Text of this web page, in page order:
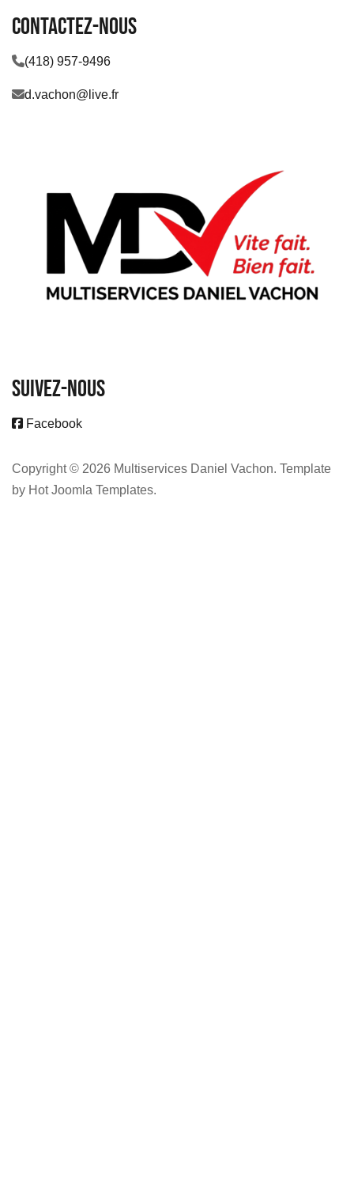
Contactez-nous
(418) 957-9496
d.vachon@live.fr
SUIVEZ-NOUS
Facebook
Copyright © 2026 Multiservices Daniel Vachon. Template
by Hot Joomla Templates.